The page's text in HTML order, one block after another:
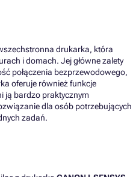
drukarka, która
i domach. Jej główne zalety
połączenia bezprzewodowego,
oferuje również funkcje
ją bardzo praktycznym
dla osób potrzebujących
zadań.